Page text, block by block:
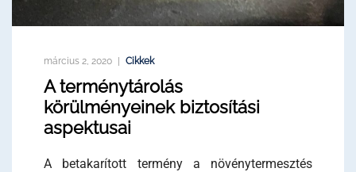
március 2, 2020 Cikkek
A terménytárolás
körülményeinek biztosítási
aspektusai
A betakarított termény a növénytermesztés